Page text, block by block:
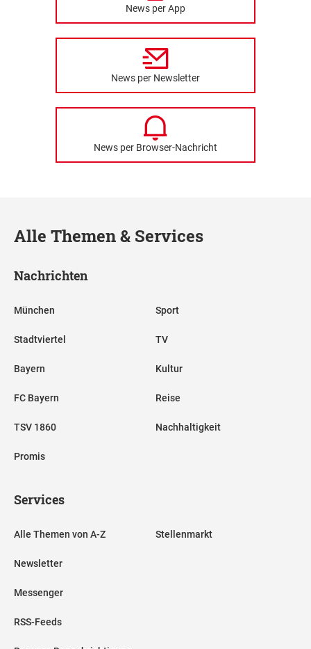
News per App
News per Newsletter
News per Browser-Nachricht
Alle Themen & Services
Nachrichten
München
Stadtviertel
Bayern
FC Bayern
TSV 1860
Promis
Sport
TV
Kultur
Reise
Nachhaltigkeit
Services
Alle Themen von A-Z
Newsletter
Messenger
RSS-Feeds
Stellenmarkt